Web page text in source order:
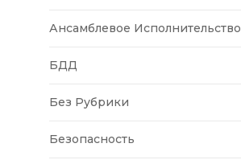
Ансамблевое Исполнительство
БДД
Без Рубрики
Безопасность